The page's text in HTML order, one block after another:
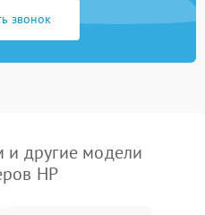
звонок
другие модели
HP